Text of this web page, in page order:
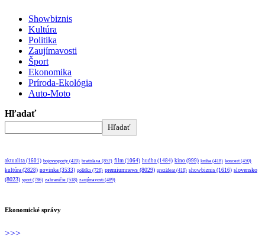
Showbiznis
Kultúra
Politika
Zaujímavosti
Šport
Ekonomika
Príroda-Ekológia
Auto-Moto
Hľadať
Hľadať
aktualita (1601) bojovesporty (420) bratislava (852) film (1064) hudba (1484) kino (999) kniha (418) koncert (450)
kultúra (2828) novinka (3533) politika (726) premiumnews (8029) prezident (416) showbiznis (1616) slovensko
(8023) sport (786) zahraničie (518) zaujímavosti (489)
Ekonomické správy
>>>